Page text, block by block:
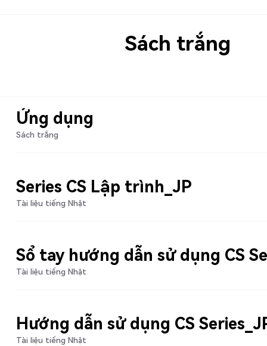
Sách trắng
Ứng dụng
Sách trắng
Series CS Lập trình_JP
Tài liệu tiếng Nhật
Sổ tay hướng dẫn sử dụng CS
Tài liệu tiếng Nhật
Hướng dẫn sử dụng CS
Tài liệu tiếng Nhật